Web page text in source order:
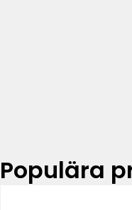
Populära